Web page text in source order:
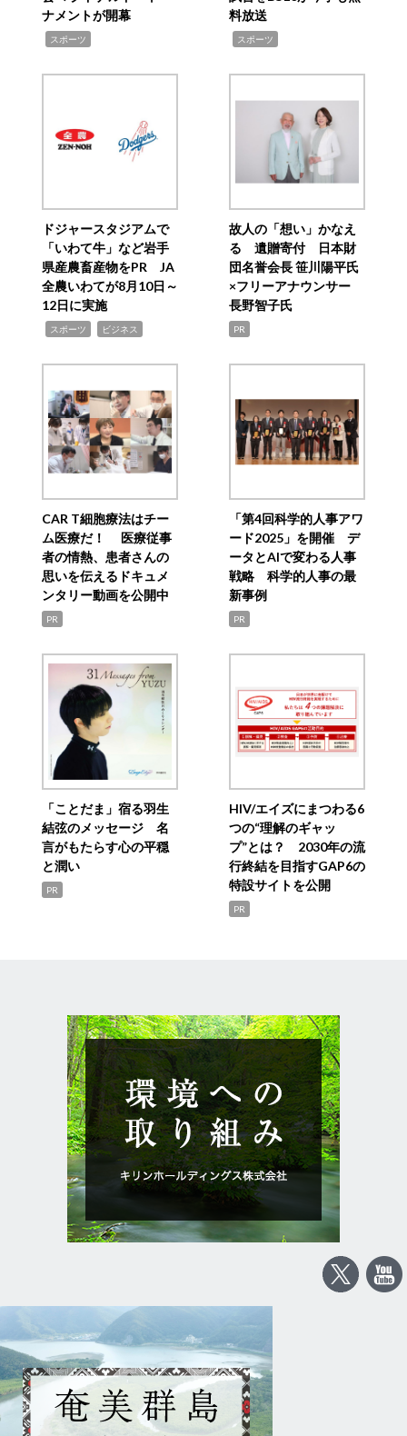
ナメントが開幕
スポーツ
料放送
スポーツ
ドジャースタジアムで
「いわて牛」など岩手
県産農畜産物をPR JA
全農いわてが8月10日～
12日に実施
スポーツ ビジネス
故人の「想い」かなえ
る 遺贈寄付 日本財
団名誉会長 笹川陽平氏
×フリーアナウンサー
長野智子氏
PR
CAR T細胞療法はチー
ム医療だ！ 医療従事
者の情熱、患者さんの
思いを伝えるドキュメ
ンタリー動画を公開中
PR
「第4回科学的人事アワ
ード2025」を開催 デ
ータとAIで変わる人事
戦略 科学的人事の最
新事例
PR
「ことだま」宿る羽生
結弦のメッセージ 名
言がもたらす心の平穏
と潤い
PR
HIV/エイズにまつわる6
つの“理解のギャッ
プ”とは？ 2030年の流
行終結を目指すGAP6の
特設サイトを公開
PR